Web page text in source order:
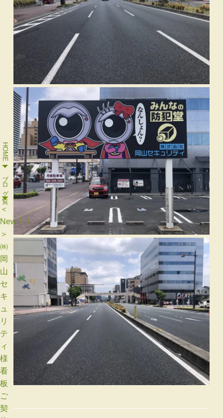
HOME
ブログ一覧
＜
New！！
＞
㈱
岡
山
セ
キ
ュ
リ
テ
ィ
様
看
板
ご
契